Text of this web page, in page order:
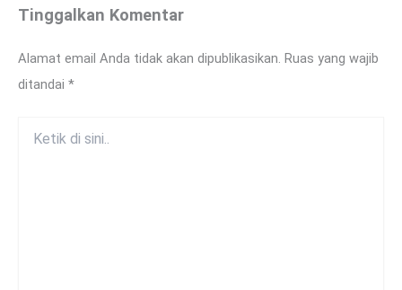
Tinggalkan Komentar
Alamat email Anda tidak akan dipublikasikan. Ruas yang wajib
ditandai *